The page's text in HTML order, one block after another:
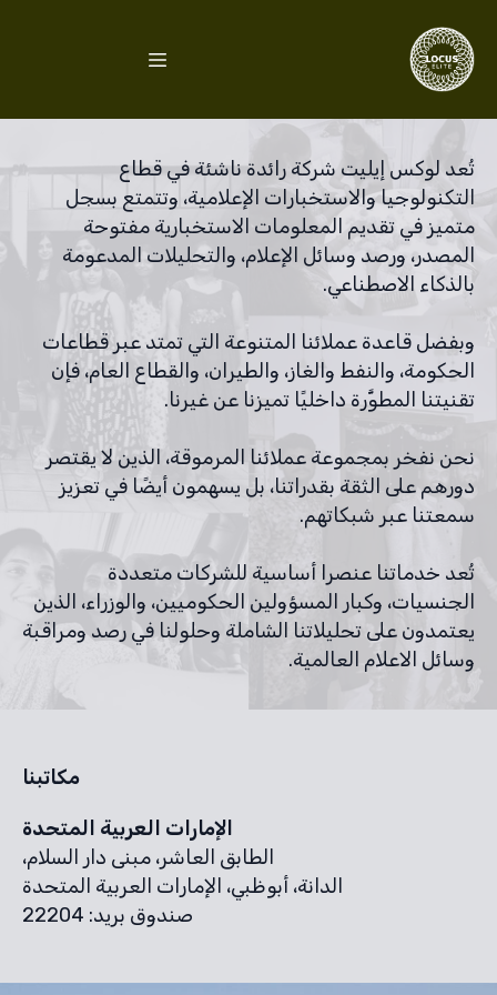
تُعد لوكس إيليت شركة رائدة ناشئة في قطاع
التكنولوجيا والاستخبارات الإعلامية، وتتمتع بسجل
متميز في تقديم المعلومات الاستخبارية مفتوحة
المصدر، ورصد وسائل الإعلام، والتحليلات المدعومة
وبفضل قاعدة عملائنا المتنوعة التي تمتد عبر قطاعات
الحكومة، والنفط والغاز، والطيران، والقطاع العام، فإن
نحن نفخر بمجموعة عملائنا المرموقة، الذين لا يقتصر
دورهم على الثقة بقدراتنا، بل يسهمون أيضًا في تعزيز
تُعد خدماتنا عنصرا أساسية للشركات متعددة
الجنسيات، وكبار المسؤولين الحكوميين، والوزراء، الذين
يعتمدون على تحليلاتنا الشاملة وحلولنا في رصد ومراقبة
وسائل الاعلام العالمية.
مكاتبنا
الإمارات العربية المتحدة
الطابق العاشر، مبنى دار السلام،
الدانة، أبوظبي، الإمارات العربية المتحدة
صندوق بريد: 22204